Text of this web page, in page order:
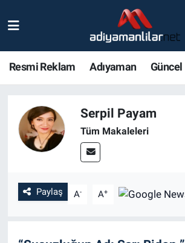
Resmi Reklam Adıyaman Güncel
Serpil Payam
Tüm Makaleleri
Paylaş A- A+
Röportajlar
Magazin
Gündem
Nöbetçi Eczaneler
Adiyaman Namaz Vakitleri
Trafik Durumu
Tüm Manşetler